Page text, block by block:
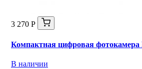
3 270 Р
Компактная цифровая фотокамера
В наличии